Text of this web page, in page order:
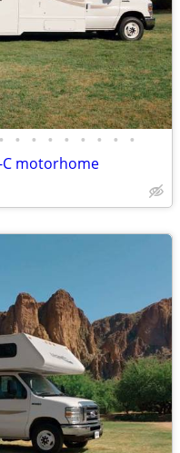
• • • • • • • • •
C motorhome